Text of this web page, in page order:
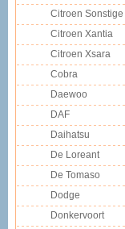
Citroen Sonstige
Citroen Xantia
Citroen Xsara
Cobra
Daewoo
DAF
Daihatsu
De Loreant
De Tomaso
Dodge
Donkervoort